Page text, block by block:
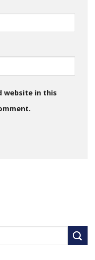
website in this